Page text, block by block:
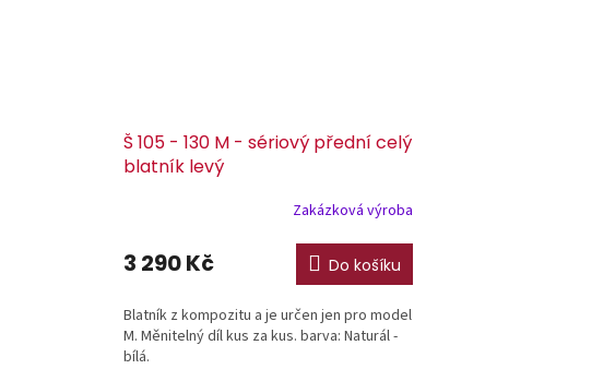
Š 105 - 130 M - sériový přední celý
blatník levý
Zakázková výroba
3 290 Kč Do košíku
Blatník z kompozitu a je určen jen pro model
M. Měnitelný díl kus za kus. barva: Naturál -
bílá.